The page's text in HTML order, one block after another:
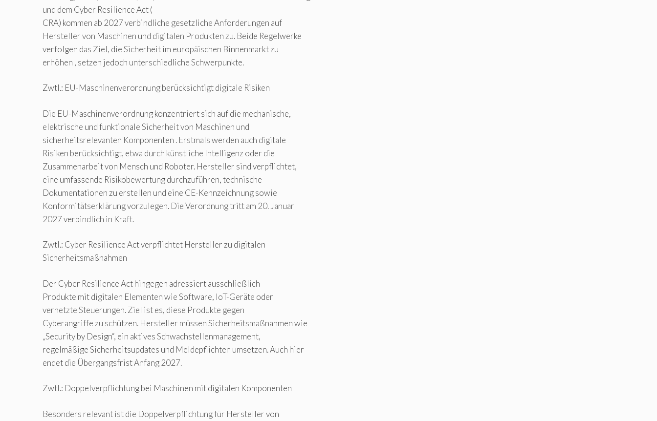
und dem Cyber Resilience Act (
CRA) kommen ab 2027 verbindliche gesetzliche Anforderungen auf
Hersteller von Maschinen und digitalen Produkten zu. Beide Regelwerke
verfolgen das Ziel, die Sicherheit im europäischen Binnenmarkt zu
erhöhen , setzen jedoch unterschiedliche Schwerpunkte.
Zwtl.: EU-Maschinenverordnung berücksichtigt digitale Risiken
Die EU-Maschinenverordnung konzentriert sich auf die mechanische,
elektrische und funktionale Sicherheit von Maschinen und
sicherheitsrelevanten Komponenten . Erstmals werden auch digitale
Risiken berücksichtigt, etwa durch künstliche Intelligenz oder die
Zusammenarbeit von Mensch und Roboter. Hersteller sind verpflichtet,
eine umfassende Risikobewertung durchzuführen, technische
Dokumentationen zu erstellen und eine CE-Kennzeichnung sowie
Konformitätserklärung vorzulegen. Die Verordnung tritt am 20. Januar
2027 verbindlich in Kraft.
Zwtl.: Cyber Resilience Act verpflichtet Hersteller zu digitalen
Sicherheitsmaßnahmen
Der Cyber Resilience Act hingegen adressiert ausschließlich
Produkte mit digitalen Elementen wie Software, IoT-Geräte oder
vernetzte Steuerungen. Ziel ist es, diese Produkte gegen
Cyberangriffe zu schützen. Hersteller müssen Sicherheitsmaßnahmen wie
„Security by Design“, ein aktives Schwachstellenmanagement,
regelmäßige Sicherheitsupdates und Meldepflichten umsetzen. Auch hier
endet die Übergangsfrist Anfang 2027.
Zwtl.: Doppelverpflichtung bei Maschinen mit digitalen Komponenten
Besonders relevant ist die Doppelverpflichtung für Hersteller von